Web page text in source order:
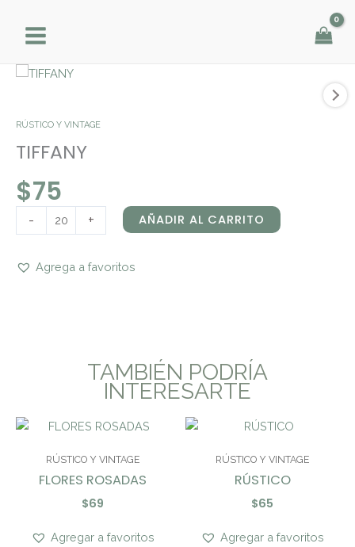
contenido
RÚSTICO Y VINTAGE
TIFFANY
$75
-
TIFFANY
+ AÑADIR AL CARRITO
Agrega a favoritos
TAMBIÉN PODRÍA
INTERESARTE
RÚSTICO Y VINTAGE
FLORES ROSADAS
$69
Agregar a favoritos
RÚSTICO Y VINTAGE
RÚSTICO
$65
Agregar a favoritos